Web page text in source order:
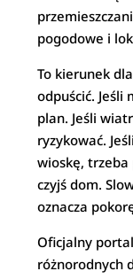
pogodowe i
To kierunek
odpuścić. Jeśli
plan. Jeśli
ryzykować.
wioskę,
czyjś dom.
oznacza
Oficjalny
różnorodnych